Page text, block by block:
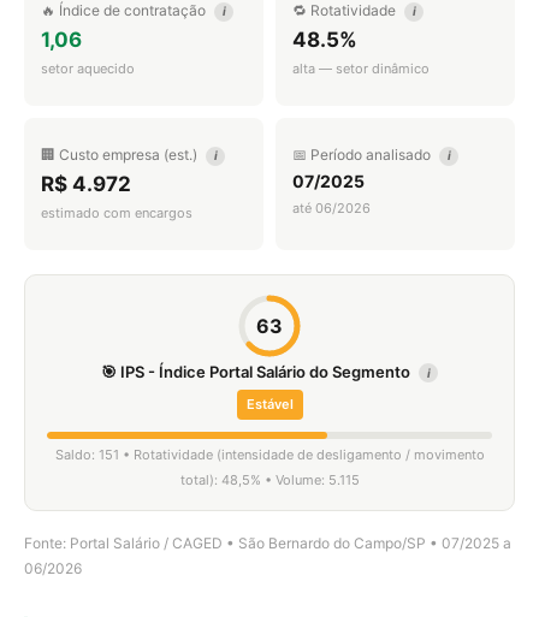
🔥 Índice de contratação i
1,06
setor aquecido
🔁 Rotatividade i
48.5%
alta — setor dinâmico
🏢 Custo empresa (est.) i
R$ 4.972
estimado com encargos
📅 Período analisado i
07/2025
até 06/2026
63
🎯 IPS - Índice Portal Salário do Segmento i
Estável
Saldo: 151 • Rotatividade (intensidade de desligamento / movimento
total): 48,5% • Volume: 5.115
Fonte: Portal Salário / CAGED • São Bernardo do Campo/SP • 07/2025 a
06/2026